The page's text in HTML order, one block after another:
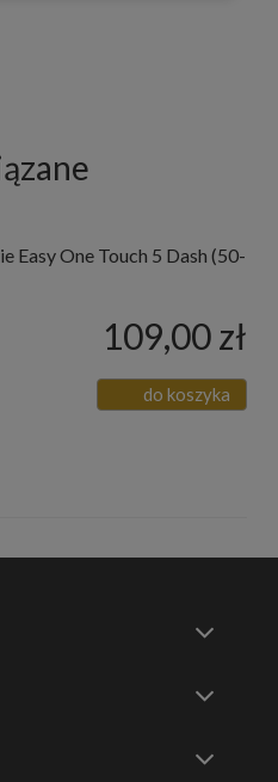
One Touch 5 Dash (50-
109,00 zł
do koszyka